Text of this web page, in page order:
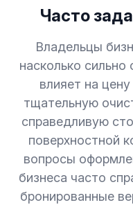
Часто
Владельцы
насколько
влияет на
тщательную
справедливую
поверхностной
вопросы
бизнеса часто
бронированные